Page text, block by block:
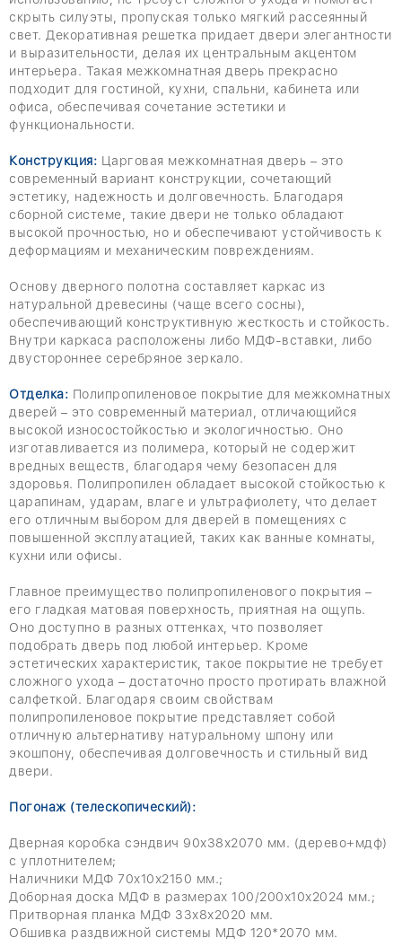
скрыть силуэты, пропуская только мягкий рассеянный
свет. Декоративная решетка придает двери элегантности
и выразительности, делая их центральным акцентом
интерьера. Такая межкомнатная дверь прекрасно
подходит для гостиной, кухни, спальни, кабинета или
офиса, обеспечивая сочетание эстетики и
функциональности.
Конструкция: Царговая межкомнатная дверь – это
современный вариант конструкции, сочетающий
эстетику, надежность и долговечность. Благодаря
сборной системе, такие двери не только обладают
высокой прочностью, но и обеспечивают устойчивость к
деформациям и механическим повреждениям.
Основу дверного полотна составляет каркас из
натуральной древесины (чаще всего сосны),
обеспечивающий конструктивную жесткость и стойкость.
Внутри каркаса расположены либо МДФ-вставки, либо
двустороннее серебряное зеркало.
Отделка: Полипропиленовое покрытие для межкомнатных
дверей – это современный материал, отличающийся
высокой износостойкостью и экологичностью. Оно
изготавливается из полимера, который не содержит
вредных веществ, благодаря чему безопасен для
здоровья. Полипропилен обладает высокой стойкостью к
царапинам, ударам, влаге и ультрафиолету, что делает
его отличным выбором для дверей в помещениях с
повышенной эксплуатацией, таких как ванные комнаты,
кухни или офисы.
Главное преимущество полипропиленового покрытия –
его гладкая матовая поверхность, приятная на ощупь.
Оно доступно в разных оттенках, что позволяет
подобрать дверь под любой интерьер. Кроме
эстетических характеристик, такое покрытие не требует
сложного ухода – достаточно просто протирать влажной
салфеткой. Благодаря своим свойствам
полипропиленовое покрытие представляет собой
отличную альтернативу натуральному шпону или
экошпону, обеспечивая долговечность и стильный вид
двери.
Погонаж (телескопический):
Дверная коробка сэндвич 90х38х2070 мм. (дерево+мдф)
с уплотнителем;
Наличники МДФ 70х10х2150 мм.;
Доборная доска МДФ в размерах 100/200х10х2024 мм.;
Притворная планка МДФ 33х8х2020 мм.
Обшивка раздвижной системы МДФ 120*2070 мм.